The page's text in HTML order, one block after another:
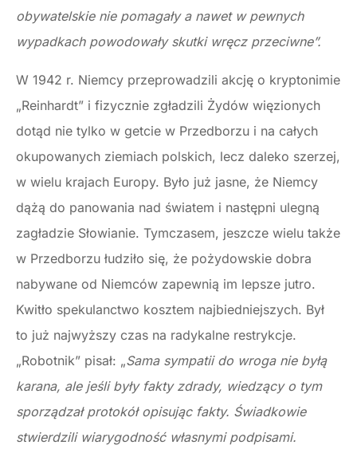
obywatelskie nie pomagały a nawet w pewnych
wypadkach powodowały skutki wręcz przeciwne”.
W 1942 r. Niemcy przeprowadzili akcję o kryptonimie
„Reinhardt” i fizycznie zgładzili Żydów więzionych
dotąd nie tylko w getcie w Przedborzu i na całych
okupowanych ziemiach polskich, lecz daleko szerzej,
w wielu krajach Europy. Było już jasne, że Niemcy
dążą do panowania nad światem i następni ulegną
zagładzie Słowianie. Tymczasem, jeszcze wielu także
w Przedborzu łudziło się, że pożydowskie dobra
nabywane od Niemców zapewnią im lepsze jutro.
Kwitło spekulanctwo kosztem najbiedniejszych. Był
to już najwyższy czas na radykalne restrykcje.
„Robotnik” pisał: „Sama sympatii do wroga nie byłą
karana, ale jeśli były fakty zdrady, wiedzący o tym
sporządzał protokół opisując fakty. Świadkowie
stwierdzili wiarygodność własnymi podpisami.